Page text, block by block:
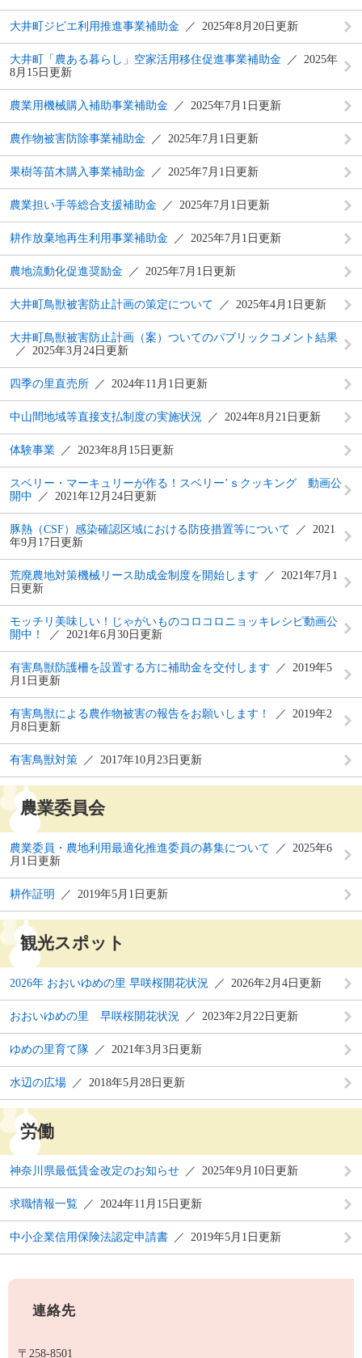
大井町ジビエ利用推進事業補助金 2025年8月20日更新
大井町「農ある暮らし」空家活用移住促進事業補助金
2025年
8月15日更新
農業用機械購入補助事業補助金 2025年7月1日更新
農作物被害防除事業補助金 2025年7月1日更新
果樹等苗木購入事業補助金 2025年7月1日更新
農業担い手等総合支援補助金 2025年7月1日更新
耕作放棄地再生利用事業補助金 2025年7月1日更新
農地流動化促進奨励金 2025年7月1日更新
大井町鳥獣被害防止計画の策定について 2025年4月1日更新
大井町鳥獣被害防止計画（案）ついてのパブリックコメント結果
2025年3月24日更新
四季の里直売所 2024年11月1日更新
中山間地域等直接支払制度の実施状況 2024年8月21日更新
体験事業 2023年8月15日更新
スベリー・マーキュリーが作る！スベリー’ｓクッキング 動画公
開中
2021年12月24日更新
豚熱（CSF）感染確認区域における防疫措置等について
2021
年9月17日更新
荒廃農地対策機械リース助成金制度を開始します
2021年7月1
日更新
モッチリ美味しい！じゃがいものコロコロニョッキレシピ動画公
開中！
2021年6月30日更新
有害鳥獣防護柵を設置する方に補助金を交付します
2019年5
月1日更新
有害鳥獣による農作物被害の報告をお願いします！
2019年2
月8日更新
有害鳥獣対策 2017年10月23日更新
農業委員会
農業委員・農地利用最適化推進委員の募集について
2025年6
月1日更新
耕作証明 2019年5月1日更新
観光スポット
2026年 おおいゆめの里 早咲桜開花状況 2026年2月4日更新
おおいゆめの里 早咲桜開花状況 2023年2月22日更新
ゆめの里育て隊 2021年3月3日更新
水辺の広場 2018年5月28日更新
労働
神奈川県最低賃金改定のお知らせ 2025年9月10日更新
求職情報一覧 2024年11月15日更新
中小企業信用保険法認定申請書 2019年5月1日更新
連絡先
〒258-8501